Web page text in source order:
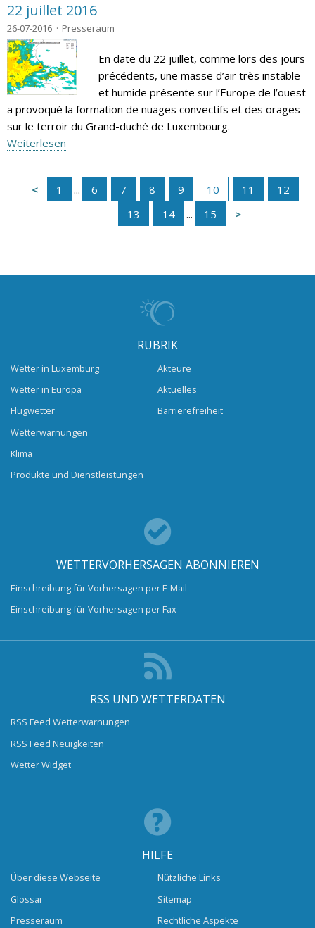
22 juillet 2016
26-07-2016 Presseraum
En date du 22 juillet, comme lors des jours
précédents, une masse d’air très instable
et humide présente sur l’Europe de l’ouest
a provoqué la formation de nuages convectifs et des orages
sur le terroir du Grand-duché de Luxembourg.
Weiterlesen
1 ... 6 7 8 9 10 11
12
13
14 ... 15
RUBRIK
Wetter in Luxemburg
Wetter in Europa
Flugwetter
Wetterwarnungen
Klima
Produkte und Dienstleistungen
Akteure
Aktuelles
Barrierefreiheit
WETTERVORHERSAGEN ABONNIEREN
Einschreibung für Vorhersagen per E-Mail
Einschreibung für Vorhersagen per Fax
RSS UND WETTERDATEN
RSS Feed Wetterwarnungen
RSS Feed Neuigkeiten
Wetter Widget
HILFE
Über diese Webseite
Glossar
Presseraum
Nützliche Links
Sitemap
Rechtliche Aspekte